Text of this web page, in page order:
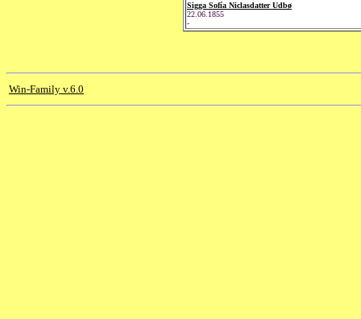
Sigga Sofía Niclasdatter Udbø
22.06.1855
-
Win-Family v.6.0